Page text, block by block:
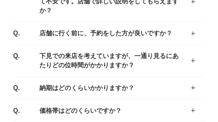
か？
Q.
店舗に行く前に、予約をした方が良いですか？
Q.
下見での来店を考えていますが、一通り見るにあ
たりどの位時間がかかりますか？
Q.
納期はどのくらいかかりますか？
Q.
価格帯はどのくらいですか？